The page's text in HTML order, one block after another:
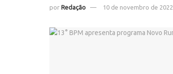
por Redação 10 de novembro de 2022